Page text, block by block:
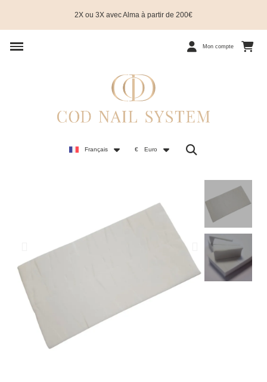
2X ou 3X avec Alma à partir de 200€
Mon compte
Français € Euro